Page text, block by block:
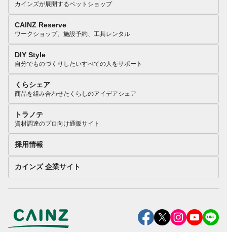
カインズが展開するペットショップ
CAINZ Reserve
ワークショップ、施設予約、工具レンタル
DIY Style
自分でものづくりしたいすべての人をサポート
くらシェア
商品を組み合わせたくらしのアイデアシェア
トラノテ
資材調達のプロ向け通販サイト
採用情報
カインズ 企業サイト